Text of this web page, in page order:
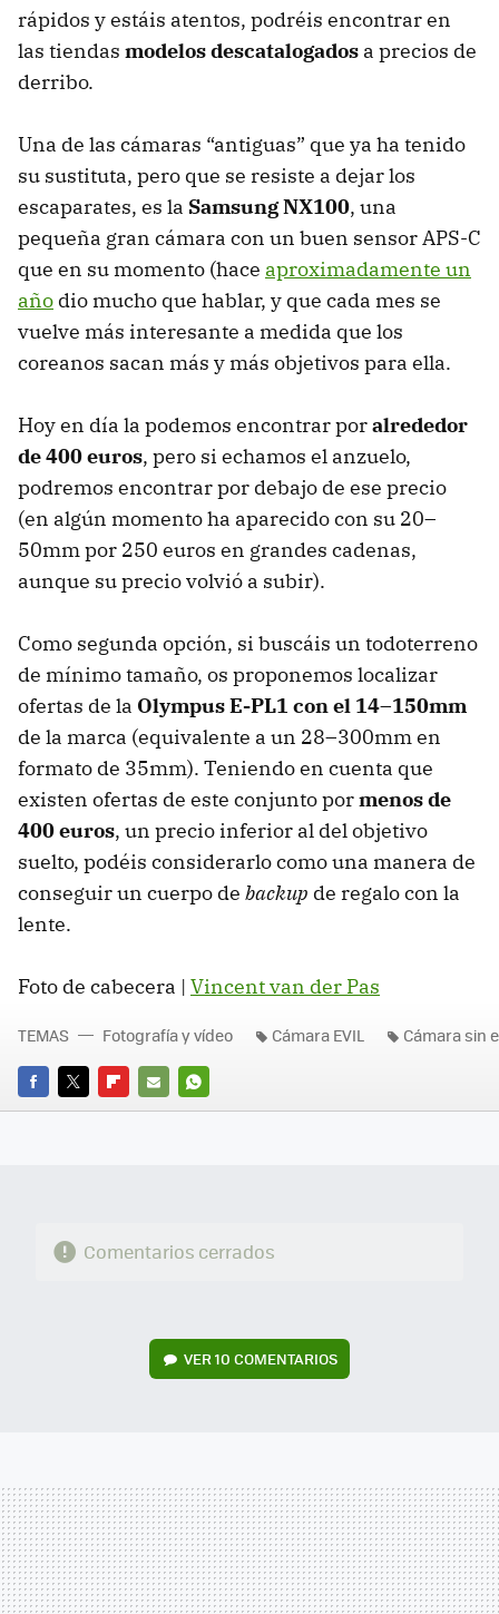
rápidos y estáis atentos, podréis encontrar en
las tiendas modelos descatalogados a precios de
derribo.
Una de las cámaras “antiguas” que ya ha tenido
su sustituta, pero que se resiste a dejar los
escaparates, es la Samsung NX100, una
pequeña gran cámara con un buen sensorAPS-C
que en su momento (hace aproximadamente un
año dio mucho que hablar, y que cada mes se
vuelve más interesante a medida que los
coreanos sacan más y más objetivos para ella.
Hoy en día la podemos encontrar poralrededor
de 400 euros, pero si echamos el anzuelo,
podremos encontrar por debajo de ese precio
(en algún momento ha aparecido con su 20–
50mm por 250 euros en grandes cadenas,
aunque su precio volvió a subir).
Como segunda opción, si buscáis un todoterreno
de mínimo tamaño, os proponemos localizar
ofertas de la Olympus E-PL1 con el 14–150mm
de la marca (equivalente a un 28–300mm en
formato de 35mm). Teniendo en cuenta que
existen ofertas de este conjunto pormenos de
400 euros, un precio inferior al del objetivo
suelto, podéis considerarlo como una manera de
conseguir un cuerpo de backup de regalo con la
lente.
Foto de cabecera | Vincent van der Pas
FACEBOOK
TWITTERFLIPBOARD
E-
WHATSAPP
TEMAS Fotografía y vídeo Cámara EVIL Cámara sin
Comentarios cerrados
VER10 COMENTARIOS